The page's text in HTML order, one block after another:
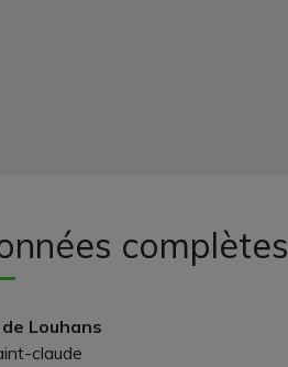
complètes
Louhans
claude